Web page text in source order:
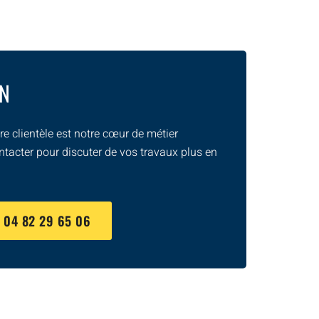
clientèle est notre cœur de métier
pour discuter de vos travaux plus en
04 82 29 65 06